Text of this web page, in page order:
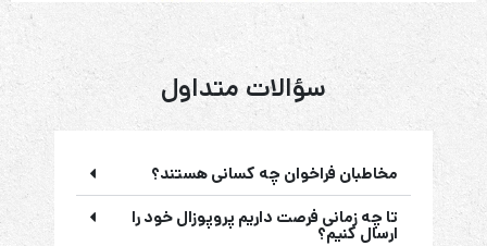
سؤالات متداول
مخاطبان فراخوان چه کسانی هستند؟
تا چه زمانی فرصت داریم پروپوزال خود را
ارسال کنیم؟